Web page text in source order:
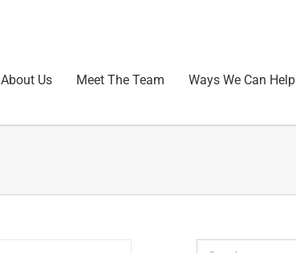
About Us Meet The Team Ways We Can Help